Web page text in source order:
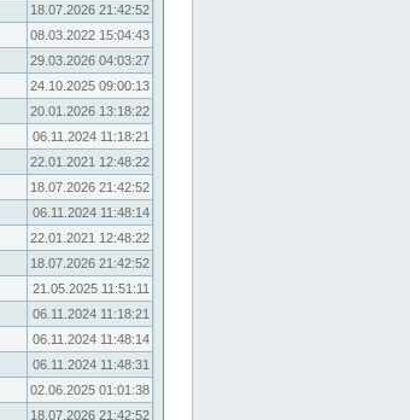
18.07.2026 21:42:52
08.03.2022 15:04:43
29.03.2026 04:03:27
24.10.2025 09:00:13
20.01.2026 13:18:22
06.11.2024 11:18:21
22.01.2021 12:48:22
18.07.2026 21:42:52
06.11.2024 11:48:14
22.01.2021 12:48:22
18.07.2026 21:42:52
21.05.2025 11:51:11
06.11.2024 11:18:21
06.11.2024 11:48:14
06.11.2024 11:48:31
02.06.2025 01:01:38
18.07.2026 21:42:52